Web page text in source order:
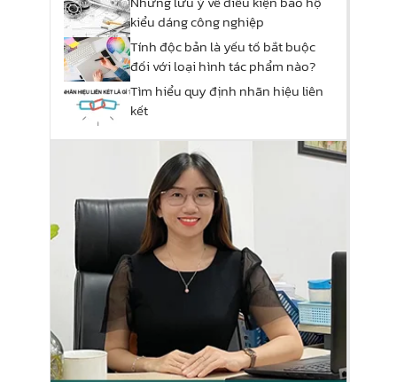
kiểu dáng công nghiệp
Tính độc bản là yếu tố bắt buộc
đối với loại hình tác phẩm nào?
Tìm hiểu quy định nhãn hiệu liên
kết